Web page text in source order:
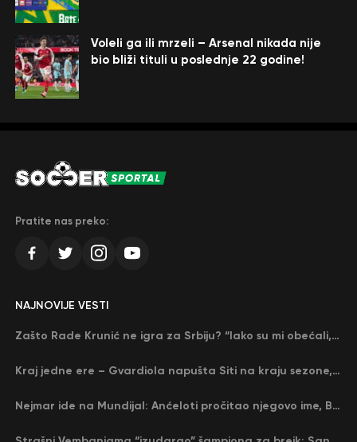
Voleli ga ili mrzeli – Arsenal nikada nije
bio bliži tituli u poslednje 22 godine!
Pratite nas preko:
NAJNOVIJE VESTI
Zašto Rade Krunić ne igra za Srbiju? “Iako su mi obećali, niko me nije zvao…”
Kraj jedne ere – Gvardiola napušta Siti na kraju sezone, menja ga njegov nekadašnji rival
Nejmar ide na Mundijal: Anćeloti pročitao njegovo ime, Brazil u delirijumu (VIDEO)